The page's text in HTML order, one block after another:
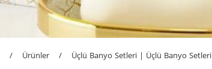
/ Ürünler / Üçlü Banyo Setleri | Üçlü Banyo Setleri